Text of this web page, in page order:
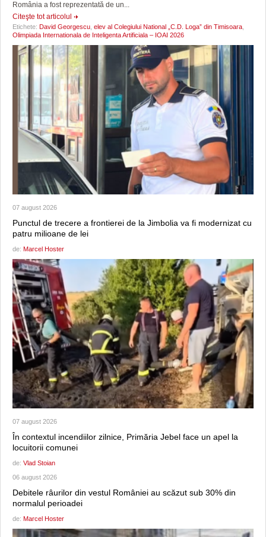
România a fost reprezentată de un...
Citeşte tot articolul
Etichete: David Georgescu elev al Colegiului National „C.D. Loga” din Timisoara
Olimpiada Internationala de Inteligenta Artificiala – IOAI 2026
07 august 2026
Punctul de trecere a frontierei de la Jimbolia va fi modernizat cu
patru milioane de lei
de: Marcel Hoster
07 august 2026
În contextul incendiilor zilnice, Primăria Jebel face un apel la
locuitorii comunei
de: Vlad Stoian
06 august 2026
Debitele râurilor din vestul României au scăzut sub 30% din
normalul perioadei
de: Marcel Hoster